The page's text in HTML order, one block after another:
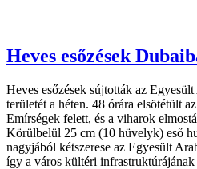
Heves esőzések
Heves esőzések sújtották az
területét a héten. 48 órára elsötétült
Emírségek felett, és a viharok
Körülbelül 25 cm (10 hüvelyk) eső
nagyjából kétszerese az Egyesült
így a város kültéri